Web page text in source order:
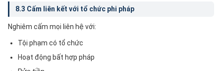
8.3 Cấm liên kết với tổ chức phi pháp
Nghiêm cấm mọi liên hệ với:
Tội phạm có tổ chức
Hoạt động bất hợp pháp